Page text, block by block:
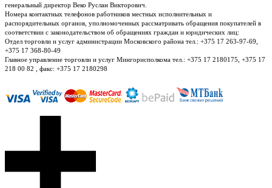
генеральный директор Веко Руслан Викторович.
Номера контактных телефонов работников местных исполнительных и
распорядительных органов, уполномоченных рассматривать обращения покупателей в
соответствии с законодательством об обращениях граждан и юридических лиц:
Отдел торговли и услуг администрации Московского района тел.: +375 17 263-97-69,
+375 17 368-80-49
Главное управление торговли и услуг Мингорисполкома тел.: +375 17 2180175, +375 17
218 00 82 , факс: +375 17 2180298